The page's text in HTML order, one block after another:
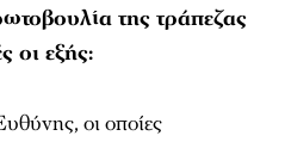
της τράπεζας
οι εξής:
οι οποίες